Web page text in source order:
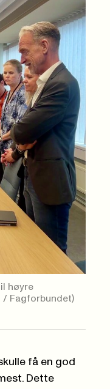
høyre
/ Fagforbundet)
få en god
Dette